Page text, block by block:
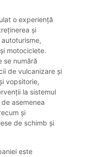
o experiență
și
motociclete.
se numără
de vulcanizare și
vopsitorie,
la sistemul
asemenea
și
de schimb și
este